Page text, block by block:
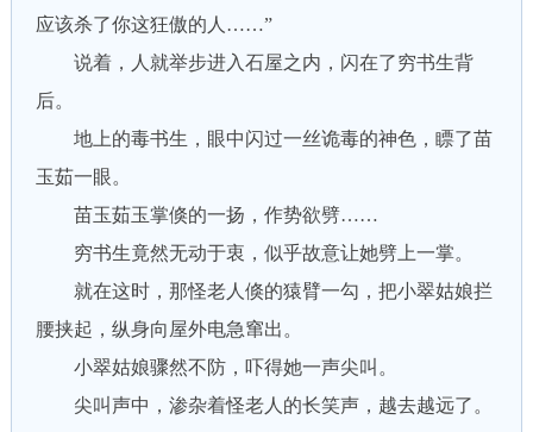
应该杀了你这狂傲的人……”
说着，人就举步进入石屋之内，闪在了穷书生背
后。
地上的毒书生，眼中闪过一丝诡毒的神色，瞟了苗
玉茹一眼。
苗玉茹玉掌倏的一扬，作势欲劈……
穷书生竟然无动于衷，似乎故意让她劈上一掌。
就在这时，那怪老人倏的猿臂一勾，把小翠姑娘拦
腰挟起，纵身向屋外电急窜出。
小翠姑娘骤然不防，吓得她一声尖叫。
尖叫声中，渗杂着怪老人的长笑声，越去越远了。